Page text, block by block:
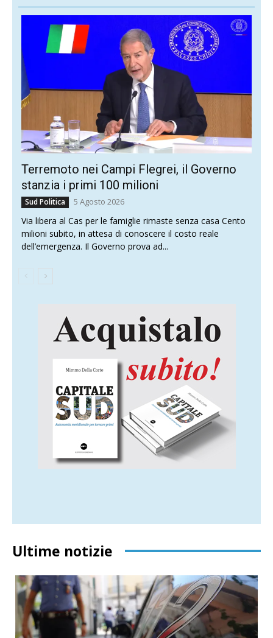
Terremoto nei Campi Flegrei, il Governo
stanzia i primi 100 milioni
Sud Politica 5 Agosto 2026
Via libera al Cas per le famiglie rimaste senza casa Cento
milioni subito, in attesa di conoscere il costo reale
dell’emergenza. Il Governo prova ad...
Ultime notizie